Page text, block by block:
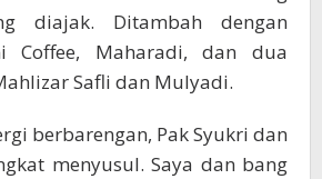
diajak. Ditambah dengan
Coffee, Maharadi, dan dua
Safli dan Mulyadi.
berbarengan, Pak Syukri dan
menyusul. Saya dan bang